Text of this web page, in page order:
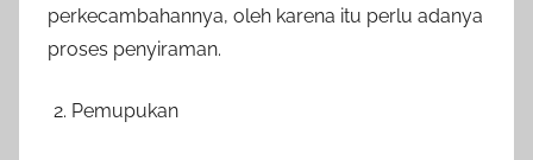
perkecambahannya, oleh karena itu perlu adanya
proses penyiraman.
Pemupukan